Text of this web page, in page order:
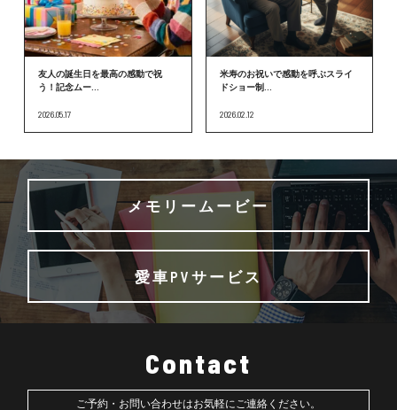
友人の誕生日を最高の感動で祝
う！記念ムー...
2026.05.17
米寿のお祝いで感動を呼ぶスライ
ドショー制...
2026.02.12
メモリームービー
愛車PVサービス
Contact
ご予約・お問い合わせはお気軽にご連絡ください。